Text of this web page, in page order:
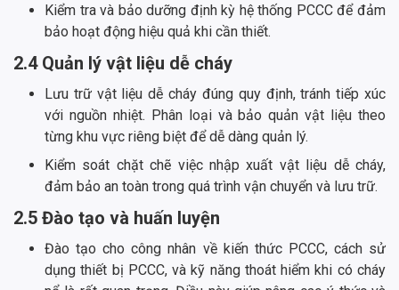
Kiểm tra và bảo dưỡng định kỳ hệ thống PCCC để đảm
bảo hoạt động hiệu quả khi cần thiết.
2.4 Quản lý vật liệu dễ cháy
Lưu trữ vật liệu dễ cháy đúng quy định, tránh tiếp xúc
với nguồn nhiệt. Phân loại và bảo quản vật liệu theo
từng khu vực riêng biệt để dễ dàng quản lý.
Kiểm soát chặt chẽ việc nhập xuất vật liệu dễ cháy,
đảm bảo an toàn trong quá trình vận chuyển và lưu trữ.
2.5 Đào tạo và huấn luyện
Đào tạo cho công nhân về kiến thức PCCC, cách sử
dụng thiết bị PCCC, và kỹ năng thoát hiểm khi có cháy